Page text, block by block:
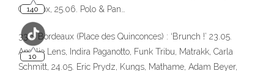
Carl Cox, 25.06. Polo & Pan…
33 > Bordeaux (Place des Quinconces) : ‘Brunch !’ 23.05.
Amélie Lens, Indira Paganotto, Funk Tribu, Matrakk, Carla
Schmitt, 24.05. Eric Prydz, Kungs, Mathame, Adam Beyer,